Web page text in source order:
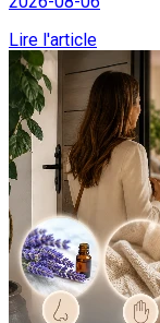
Lire l'article